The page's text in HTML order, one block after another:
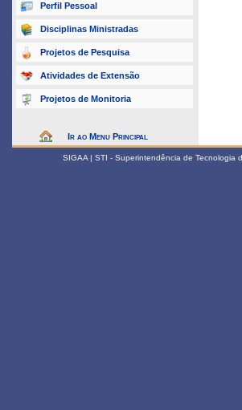
Perfil Pessoal
Disciplinas Ministradas
Projetos de Pesquisa
Atividades de Extensão
Projetos de Monitoria
Ir ao Menu Principal
SIGAA | STI - Superintendência de